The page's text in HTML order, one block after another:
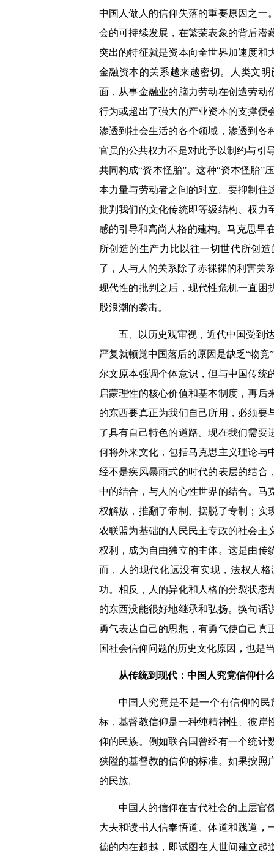
中国人做人的信仰失落的重要原因之一
会的可持续发展，在繁荣表象的背后潜
突出的特征就是资本向全世界加速度和
金融资本的关系越来越密切。人类文
面，从事金融业的脑力劳动在创造劳动
行为或超出了强大的产业资本的支撑便
渗透到社会生活的各个领域，渗透到各
官员的公共权力不是对此予以制约与引
共同构成“资本怪胎”。这种“资本怪胎”
本力量与劳动者之间的对立。 要抑制住
批判我们的文化传统即等级结构、权力
感的引导和高尚人格的建构。马克思早
所创造的生产力比以往一切世代所创
了，人与人的关系除了赤裸裸的利害关
现代性的批判之后，现代性危机一直困
股浪潮的袭击。
五、以历史观审视，近代中国受到
严复就顿觉中国落后的原因是缺乏“物
尔文原本强调个体意识，但与中国传统
启蒙理性的核心价值和基本制度，再
的东西要真正为我们自己所用，必须要
了具有自己特色的道路。现在我们需
何将外来文化，包括马克思主义理论与
经不是疾风暴雨式的时代的表层的结合
中的结合，与人的心性世界的结合。马
权解放，推翻了帝制、摆脱了专制；实
农联盟为基础的人民民主专政的社会主
权利，成为自由独立的主体。这是由传
而，人的现代化远没有实现，法权人
功。相反，人的异化和人格的分裂状态
的东西没能很好地继承和弘扬。换句
勇气表达自己的思想，有勇气使自己
国社会信仰问题的历史文化原因，也是
从传统到现代：中国人究竟信仰什
中国人究竟是不是一个有信仰的
标，基督教信仰是一种纯精神性、彼岸
仰的民族。例如联合国曾经有一个统计
狭隘的基督教的信仰的标准。如果按照
的民族。
中国人的信仰在古代社会的上层官
大夫和读书人信奉悟道、体道和践道
德的内在超越，即试图在人世间建立起